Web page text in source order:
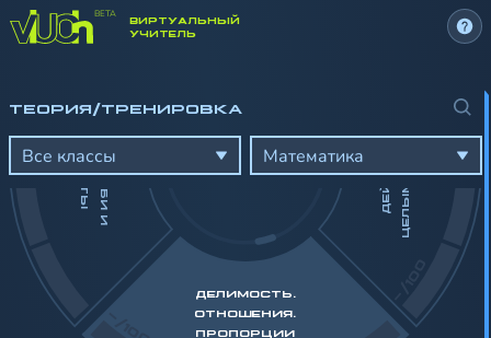
ВИРТУАЛЬНЫЙ
УЧИТЕЛЬ
Все классы Математика
ТЕОРИЯ/ТРЕНИРОВКА
-/100
Д
Е
Й
С
Т
В
И
Я
С
Ц
Е
Л
Ы
М
И
Ч
И
С
Л
А
МИ
ДЕЛИМОСТЬ.
ОТНОШЕНИЯ.
ПРОПОРЦИИ
Д
О
Л
И
,
Д
Р
О
Б
И
И
ПР
О
Ц
Е
Н
Т
Ы